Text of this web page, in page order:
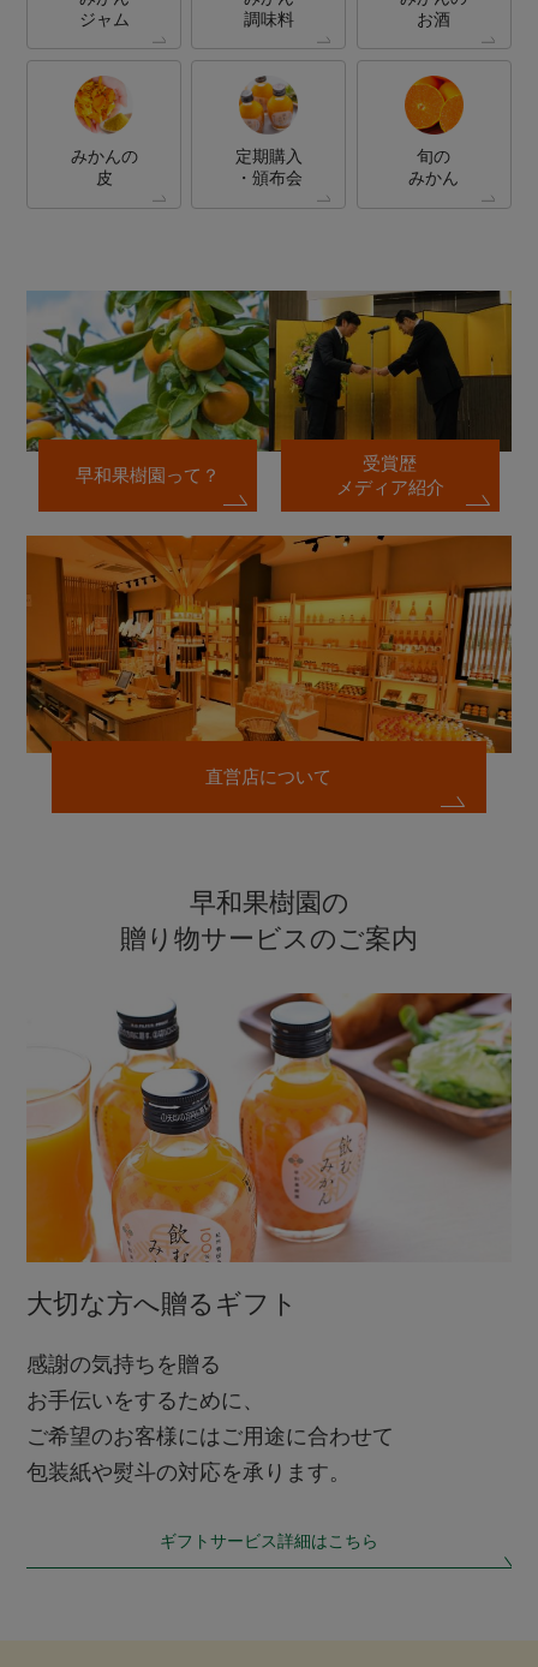
ジャム
調味料
お酒
みかんの
皮
定期購入
・頒布会
旬の
みかん
早和果樹園って？
受賞歴
メディア紹介
直営店について
早和果樹園の
贈り物サービスのご案内
大切な方へ贈るギフト
感謝の気持ちを贈る
お手伝いをするために、
ご希望のお客様にはご用途に合わせて
包装紙や熨斗の対応を承ります。
ギフトサービス詳細はこちら